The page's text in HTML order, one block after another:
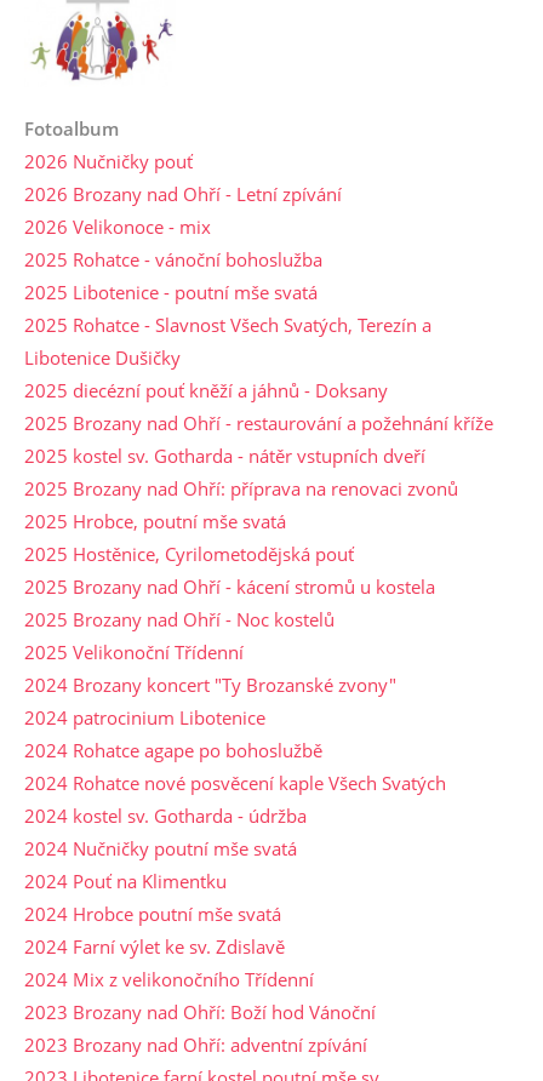
Fotoalbum
2026 Nučničky pouť
2026 Brozany nad Ohří - Letní zpívání
2026 Velikonoce - mix
2025 Rohatce - vánoční bohoslužba
2025 Libotenice - poutní mše svatá
2025 Rohatce - Slavnost Všech Svatých, Terezín a
Libotenice Dušičky
2025 diecézní pouť kněží a jáhnů - Doksany
2025 Brozany nad Ohří - restaurování a požehnání kříže
2025 kostel sv. Gotharda - nátěr vstupních dveří
2025 Brozany nad Ohří: příprava na renovaci zvonů
2025 Hrobce, poutní mše svatá
2025 Hostěnice, Cyrilometodějská pouť
2025 Brozany nad Ohří - kácení stromů u kostela
2025 Brozany nad Ohří - Noc kostelů
2025 Velikonoční Třídenní
2024 Brozany koncert "Ty Brozanské zvony"
2024 patrocinium Libotenice
2024 Rohatce agape po bohoslužbě
2024 Rohatce nové posvěcení kaple Všech Svatých
2024 kostel sv. Gotharda - údržba
2024 Nučničky poutní mše svatá
2024 Pouť na Klimentku
2024 Hrobce poutní mše svatá
2024 Farní výlet ke sv. Zdislavě
2024 Mix z velikonočního Třídenní
2023 Brozany nad Ohří: Boží hod Vánoční
2023 Brozany nad Ohří: adventní zpívání